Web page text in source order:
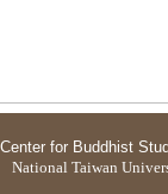
Center for Buddhist
National Taiwan